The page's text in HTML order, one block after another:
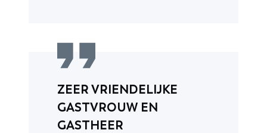
ZEER VRIENDELIJKE
GASTVROUW EN
GASTHEER